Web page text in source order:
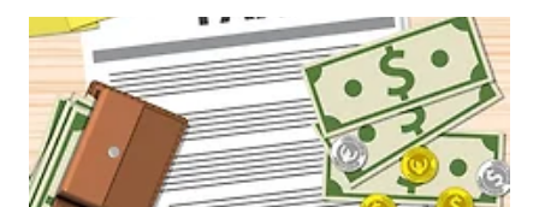
2023년부터 0.15%로 인하됩니다. 이는 투자자들의 수익률에 긍정적인 영향
을 미칠 것으로 기대됩니다. 코스닥 시장: 코스닥 시장의 증권거래세율도
2023년부터 0.23%에서 0.15%로 조정됩니다. 이는 코스닥 시장의 활성화
에 기여할 것으로 예상됩니다. 세율 인하의 효과 투자 활성화: 세율이 낮아짐에
따라 투자자들의 소극적인 투자 경향이 줄어..